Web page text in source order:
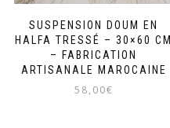
SUSPENSION DOUM EN
HALFA TRESSÉ – 30×60 CM
– FABRICATION
ARTISANALE MAROCAINE
58,00€